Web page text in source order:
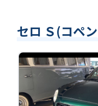
セロ Ｓ(コペ